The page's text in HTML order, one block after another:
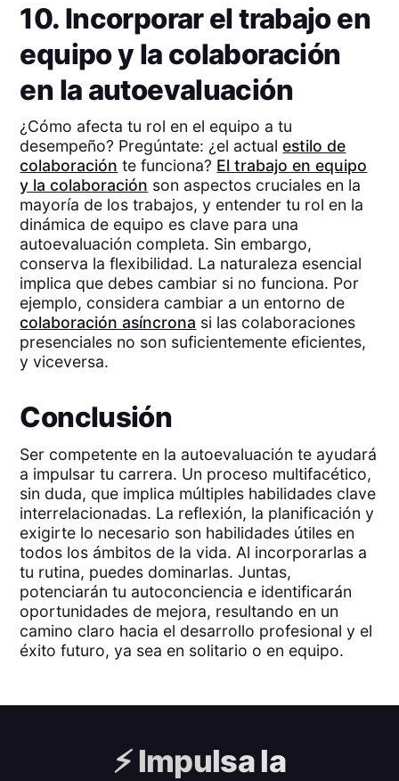
10. Incorporar el trabajo en
equipo y la colaboración
en la autoevaluación
¿Cómo afecta tu rol en el equipo a tu
desempeño? Pregúntate: ¿el actualestilo de
colaboración te funciona? El trabajo en equipo
y la colaboración son aspectos cruciales en la
mayoría de los trabajos, y entender tu rol en la
dinámica de equipo es clave para una
autoevaluación completa. Sin embargo,
conserva la flexibilidad. La naturaleza esencial
implica que debes cambiar si no funciona. Por
ejemplo, considera cambiar a un entorno de
colaboración asíncrona si las colaboraciones
presenciales no son suficientemente eficientes,
y viceversa.
Conclusión
Ser competente en la autoevaluación te ayudará
a impulsar tu carrera. Un proceso multifacético,
sin duda, que implica múltiples habilidades clave
interrelacionadas. La reflexión, la planificación y
exigirte lo necesario son habilidades útiles en
todos los ámbitos de la vida. Al incorporarlas a
tu rutina, puedes dominarlas. Juntas,
potenciarán tu autoconciencia e identificarán
oportunidades de mejora, resultando en un
camino claro hacia el desarrollo profesional y el
éxito futuro, ya sea en solitario o en equipo.
⚡️Impulsa la